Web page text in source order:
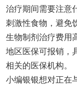
治疗期间需要注意
刺激性食物，避免
生物制剂治疗费用
地区医保可报销，
相关的医保机构。
小编银银想对正在